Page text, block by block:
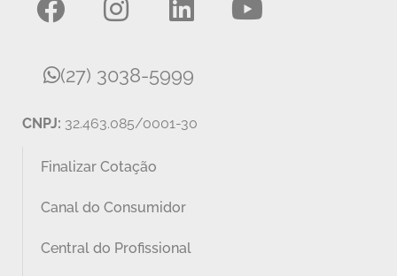
(27) 3038-5999
CNPJ: 32.463.085/0001-30
Finalizar Cotação
Canal do Consumidor
Central do Profissional